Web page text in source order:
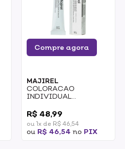
Compre agora
MAJIREL
COLORACAO
INDIVIDUAL
PROFISSIONAL
MAJIREL 6 50G 2/2
R$ 48,99
ou 1x de R$ 46,54
ou R$ 46,54 no PIX